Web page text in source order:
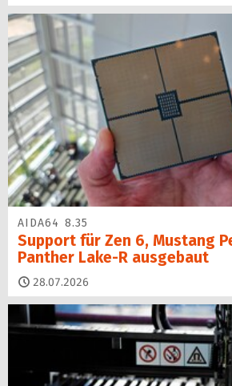
AIDA64 8.35
Support für Zen 6, Mustang
Panther Lake-R ausgebaut
28.07.2026